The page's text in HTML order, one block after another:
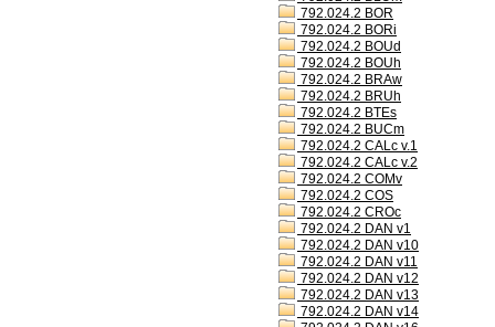
792.024.2 BOR
792.024.2 BORi
792.024.2 BOUd
792.024.2 BOUh
792.024.2 BRAw
792.024.2 BRUh
792.024.2 BTEs
792.024.2 BUCm
792.024.2 CALc v.1
792.024.2 CALc v.2
792.024.2 COMv
792.024.2 COS
792.024.2 CROc
792.024.2 DAN v1
792.024.2 DAN v10
792.024.2 DAN v11
792.024.2 DAN v12
792.024.2 DAN v13
792.024.2 DAN v14